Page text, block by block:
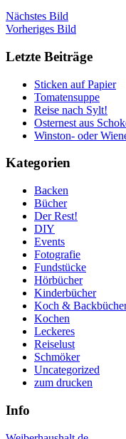
Nächstes Bild
Vorheriges Bild
Letzte Beiträge
Sticken auf Papier
Tomatensuppe
Reise nach Sylt!
Osternest aus
Winston- oder
Kategorien
Backen
Bücher
Der Rest!
DIY
Events
Fotografie
Fundstücke
Hörbücher
Kinderbücher
Koch &
Kochen
Leckeres
Reiselust
Schmöker
Uncategorized
zum drucken
Info